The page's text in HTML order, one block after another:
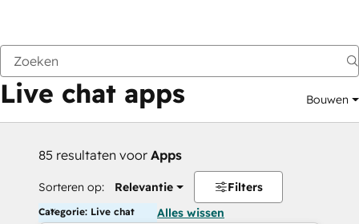
Vorige
Live chat apps Bouwen
85 resultaten voor Apps
Sorteren op: Relevantie Filters
Categorie: Live chat Alles wissen